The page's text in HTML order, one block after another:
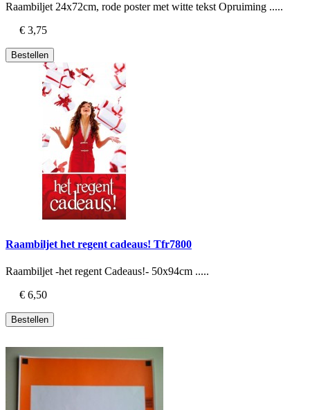
Raambiljet 24x72cm, rode poster met witte tekst Opruiming .....
€ 3,75
Bestellen
Raambiljet het regent cadeaus! Tfr7800
Raambiljet -het regent Cadeaus!- 50x94cm .....
€ 6,50
Bestellen